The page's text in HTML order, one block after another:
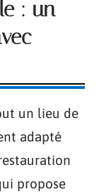
: un
un lieu de
adapté
propose